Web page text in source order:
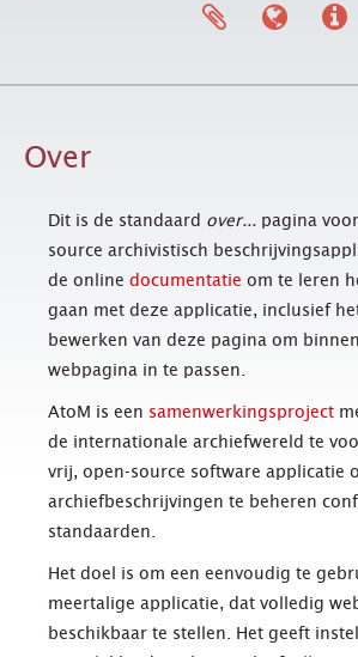
Over
Dit is de standaard over... pagina
source archivistisch
de online documentatie om te leren
gaan met deze applicatie, inclusief
bewerken van deze pagina om
webpagina in te passen.
AtoM is een samenwerkingsproject
de internationale archiefwereld te
vrij, open-source software applicatie
archiefbeschrijvingen te beheren
standaarden.
Het doel is om een eenvoudig te
meertalige applicatie, dat volledig
beschikbaar te stellen. Het geeft